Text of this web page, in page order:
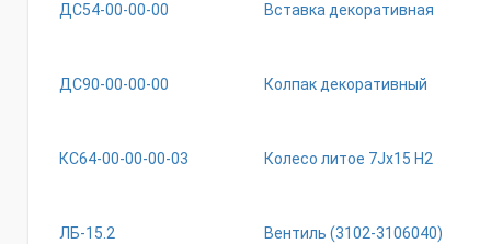
ДС54-00-00-00 Вставка декоративная
ДС90-00-00-00 Колпак декоративный
КС64-00-00-00-03 Колесо литое 7Jх15 Н2
ЛБ-15.2 Вентиль (3102-3106040)